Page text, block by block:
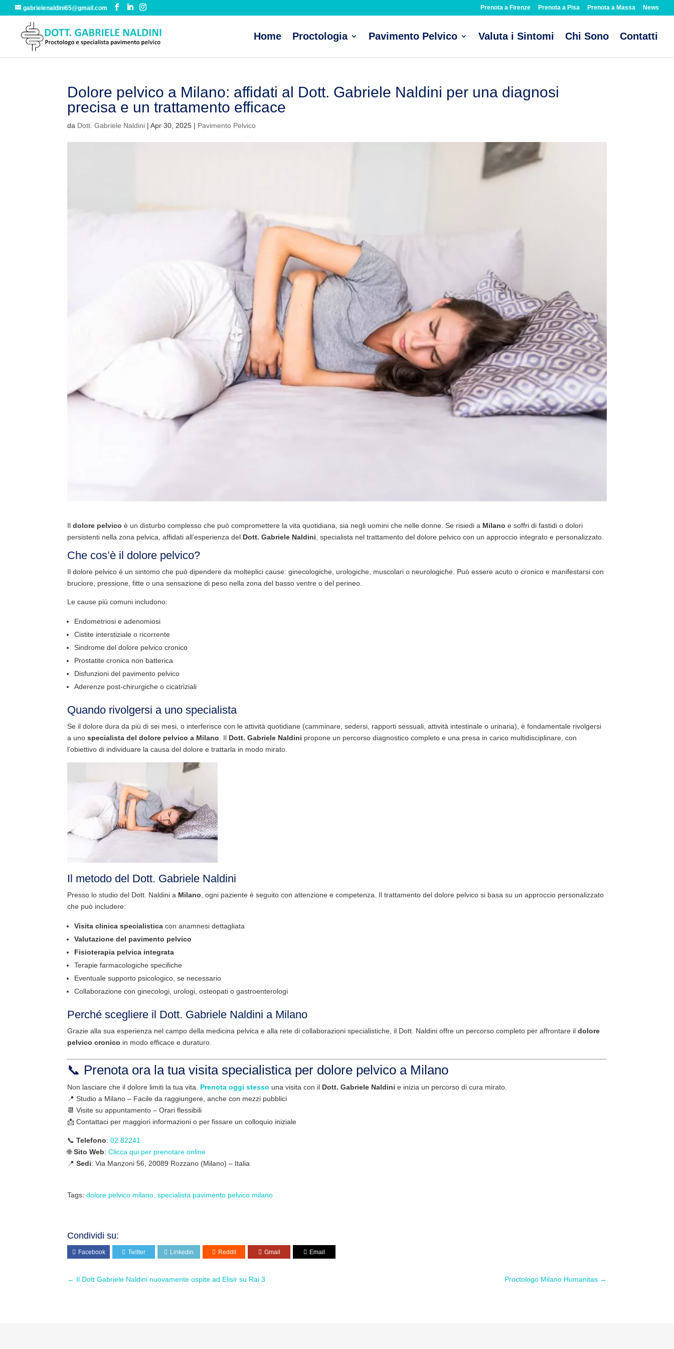
gabrielenaldini65@gmail.com Prenota a Firenze Prenota a Pisa Prenota a Massa News
Home Proctologia Pavimento Pelvico Valuta i Sintomi Chi Sono Contatti
Dolore pelvico a Milano: affidati al Dott. Gabriele Naldini per una diagnosi
precisa e un trattamento efficace
da Dott. Gabriele Naldini |Apr 30, 2025 | Pavimento Pelvico
Ildolore pelvico è un disturbo complesso che può compromettere la vita quotidiana, sia negli uomini che nelle donne. Se risiedi a Milano e soffri di fastidi o dolori
persistenti nella zona pelvica, affidati all’esperienza del Dott. Gabriele Naldini, specialista nel trattamento del dolore pelvico con un approccio integrato e personalizzato.
Che cos’è il dolore pelvico?
Il dolore pelvico è un sintomo che può dipendere da molteplici cause: ginecologiche, urologiche, muscolari o neurologiche. Può essere acuto o cronico e manifestarsi con
bruciore, pressione, fitte o una sensazione di peso nella zona del basso ventre o del perineo.
Le cause più comuni includono:
Endometriosi e adenomiosi
Cistite interstiziale o ricorrente
Sindrome del dolore pelvico cronico
Prostatite cronica non batterica
Disfunzioni del pavimento pelvico
Aderenze post-chirurgiche o cicatriziali
Quando rivolgersi a uno specialista
Se il dolore dura da più di sei mesi, o interferisce con le attività quotidiane (camminare, sedersi, rapporti sessuali, attività intestinale o urinaria), è fondamentale rivolgersi
a unospecialista del dolore pelvico a Milano. Il Dott. Gabriele Naldini propone un percorso diagnostico completo e una presa in carico multidisciplinare, con
l’obiettivo di individuare la causa del dolore e trattarla in modo mirato.
Il metodo del Dott. Gabriele Naldini
Presso lo studio del Dott. Naldini a Milano, ogni paziente è seguito con attenzione e competenza. Il trattamento del dolore pelvico si basa su un approccio personalizzato
che può includere:
Visita clinica specialistica con anamnesi dettagliata
Valutazione del pavimento pelvico
Fisioterapia pelvica integrata
Terapie farmacologiche specifiche
Eventuale supporto psicologico, se necessario
Collaborazione con ginecologi, urologi, osteopati o gastroenterologi
Perché scegliere il Dott. Gabriele Naldini a Milano
Grazie alla sua esperienza nel campo della medicina pelvica e alla rete di collaborazioni specialistiche, il Dott. Naldini offre un percorso completo per affrontare ildolore
pelvico cronico in modo efficace e duraturo.
📞 Prenota ora la tua visita specialistica per dolore pelvico a Milano
Non lasciare che il dolore limiti la tua vita. Prenota oggi stesso una visita con il Dott. Gabriele Naldini e inizia un percorso di cura mirato.
📍 Studio a Milano – Facile da raggiungere, anche con mezzi pubblici
📆 Visite su appuntamento – Orari flessibili
📩 Contattaci per maggiori informazioni o per fissare un colloquio iniziale
📞Telefono:02 82241
🌐Sito Web:Clicca qui per prenotare online
📍Sedi: Via Manzoni 56, 20089 Rozzano (Milano) – Italia
Tags:dolore pelvico milano specialista pavimento pelvico milano
Condividi su:
Facebook Twitter Linkedin Reddit Gmail Email
← Il Dott Gabriele Naldini nuovamente ospite ad Elisir su Rai 3 Proctologo Milano Humanitas →